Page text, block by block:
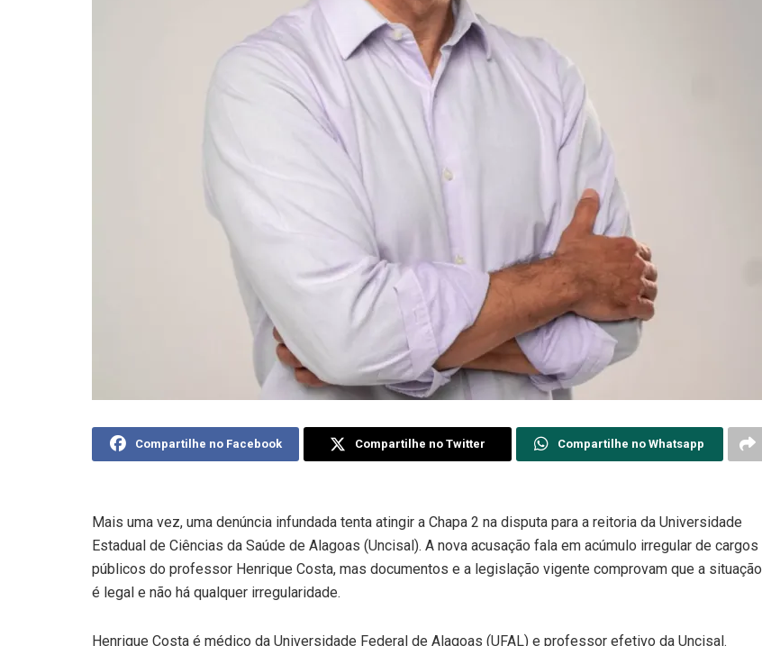
Compartilhe no Facebook Compartilhe no Twitter Compartilhe no Whatsapp
Mais uma vez, uma denúncia infundada tenta atingir a Chapa 2 na disputa para a reitoria da Universidade
Estadual de Ciências da Saúde de Alagoas (Uncisal). A nova acusação fala em acúmulo irregular de cargos
públicos do professor Henrique Costa, mas documentos e a legislação vigente comprovam que a situação
é legal e não há qualquer irregularidade.
Henrique Costa é médico da Universidade Federal de Alagoas (UFAL) e professor efetivo da Uncisal.